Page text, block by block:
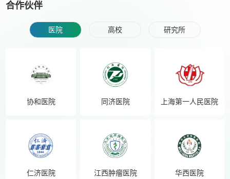
合作伙伴
医院 高校 研究所
协和医院 同济医院 上海第一人民医院
仁济医院 江西肿瘤医院 华西医院